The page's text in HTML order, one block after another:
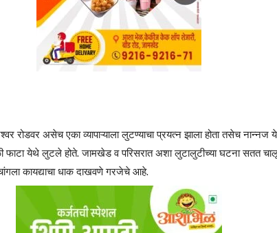
रोडवर असेच एका व्यापाऱ्याला लुटण्याचा प्रयत्न झाला होता तसेच नान्नज
पाडळी फाटा येथे लुटले होते. जामखेड व परिसरात अशा लुटालुटीच्या घटना सतत
कायद्याचा धाक दाखवणे गरजेचे आहे.